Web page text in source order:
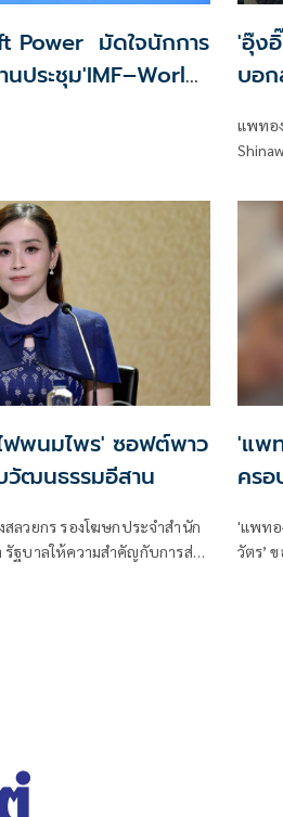
Power มัดใจนักการ
ประชุม'IMF–World
'อุ๊ง
บอ
แพทอ
พนมไพร' ซอฟต์พาว
วัฒนธรรมอีสาน
ลวยกร รองโฆษกประจำสำนัก
รัฐบาลให้ความสำคัญกับการส่ง
'แพ
คร
'แพทอ
วัตร’